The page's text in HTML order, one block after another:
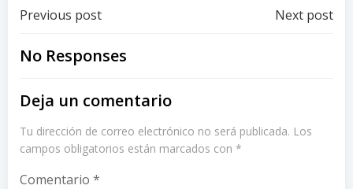
Post
navigation
Previous post Next post
No Responses
Deja un comentario
Tu dirección de correo electrónico no será publicada. Los
campos obligatorios están marcados con *
Comentario *